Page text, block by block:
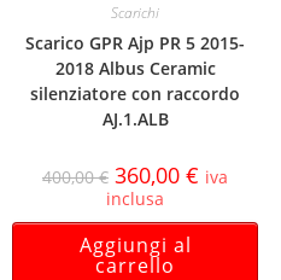
Scarichi
Scarico GPR Ajp PR 5 2015-
2018 Albus Ceramic
silenziatore con raccordo
AJ.1.ALB
400,00€ 360,00 € iva
inclusa
Aggiungi al
carrello